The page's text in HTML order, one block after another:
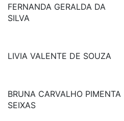
FERNANDA GERALDA DA
SILVA
LIVIA VALENTE DE SOUZA
BRUNA CARVALHO PIMENTA
SEIXAS